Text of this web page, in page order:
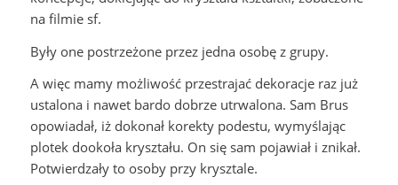
na filmie sf.
Były one postrzeżone przez jedna osobę z grupy.
A więc mamy możliwość przestrajać dekoracje raz już
ustalona i nawet bardo dobrze utrwalona. Sam Brus
opowiadał, iż dokonał korekty podestu, wymyślając
plotek dookoła kryształu. On się sam pojawiał i znikał.
Potwierdzały to osoby przy krysztale.